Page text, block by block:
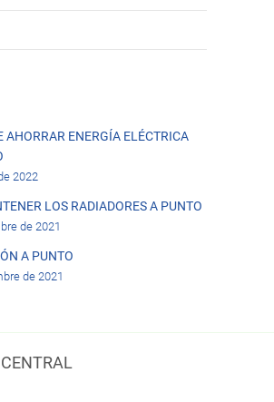
AHORRAR ENERGÍA ELÉCTRICA
2022
LOS RADIADORES A PUNTO
de 2021
A PUNTO
de 2021